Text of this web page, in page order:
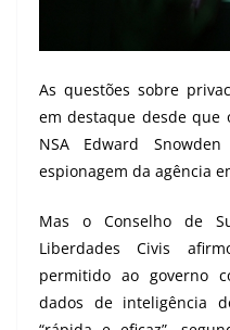
As questões sobre
em destaque desde que
NSA Edward
espionagem da agência
Mas o Conselho de
Liberdades Civis
permitido ao governo
dados de inteligência